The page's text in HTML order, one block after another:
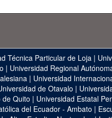
Técnica Particular de Loja |
| Universidad Regional
| Universidad
de Otavalo |
de Quito | Universidad Estatal
del Ecuador - Ambato |